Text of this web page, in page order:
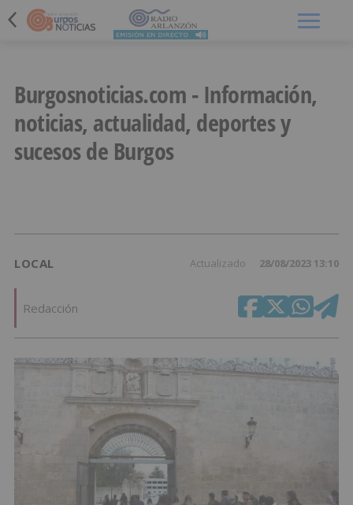
Burgosnoticias.com - Información,
noticias, actualidad, deportes y
sucesos de Burgos
LOCAL Actualizado 28/08/2023 13:10
Redacción